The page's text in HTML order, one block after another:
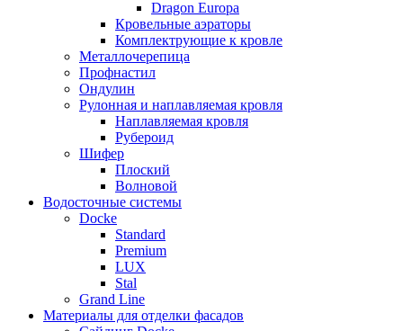
Dragon Europa
Кровельные аэраторы
Комплектрующие к кровле
Металлочерепица
Профнастил
Ондулин
Рулонная и наплавляемая кровля
Наплавляемая кровля
Рубероид
Шифер
Плоский
Волновой
Водосточные системы
Docke
Standard
Premium
LUX
Stal
Grand Line
Материалы для отделки фасадов